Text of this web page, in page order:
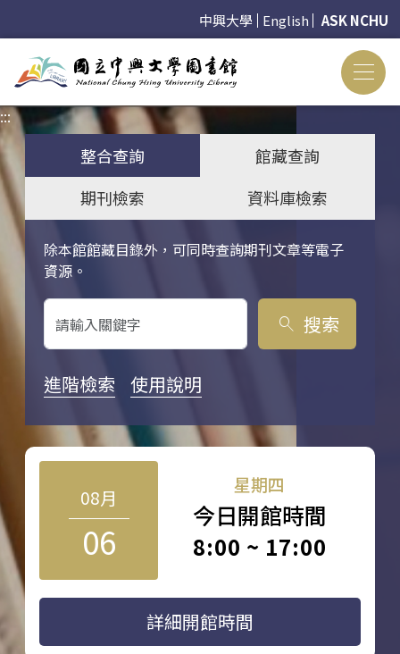
中興大學 English ASK NCHU
:::
整合查詢
館藏查詢
期刊檢索
資料庫檢索
除本館館藏目錄外，可同時查詢期刊文章等電子
資源。
關鍵字搜尋
search 搜索
進階檢索 使用說明
08月
06
星期四
今日開館時間
8:00 ~ 17:00
詳細開館時間